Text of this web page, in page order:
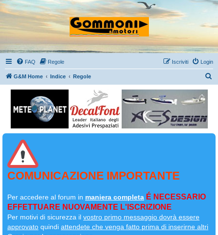
FAQ Regole Login
Iscriviti
G&M Home Indice Regole
COMUNICAZIONE IMPORTANTE
Per accedere al forum in maniera completa É NECESSARIO
EFFETTUARE NUOVAMENTE L'ISCRIZIONE
Per motivi di sicurezza il vostro primo messaggio dovrà essere
approvato quindi attendete che venga fatto prima di inserirne altri